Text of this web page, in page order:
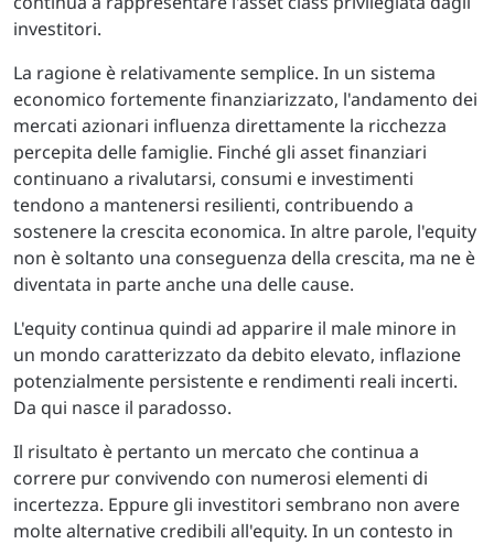
investitori.
La ragione è relativamente semplice. In un sistema
economico fortemente finanziarizzato, l'andamento dei
mercati azionari influenza direttamente la ricchezza
percepita delle famiglie. Finché gli asset finanziari
continuano a rivalutarsi, consumi e investimenti
tendono a mantenersi resilienti, contribuendo a
sostenere la crescita economica. In altre parole, l'equity
non è soltanto una conseguenza della crescita, ma ne è
diventata in parte anche una delle cause.
L'equity continua quindi ad apparire il male minore in
un mondo caratterizzato da debito elevato, inflazione
potenzialmente persistente e rendimenti reali incerti.
Da qui nasce il paradosso.
Il risultato è pertanto un mercato che continua a
correre pur convivendo con numerosi elementi di
incertezza. Eppure gli investitori sembrano non avere
molte alternative credibili all'equity. In un contesto in